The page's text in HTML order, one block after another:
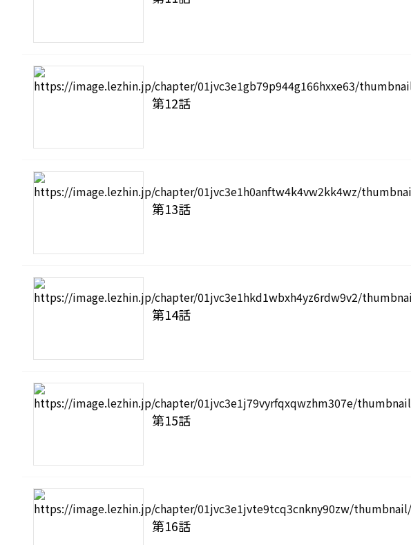
第12話
第13話
第14話
第15話
第16話